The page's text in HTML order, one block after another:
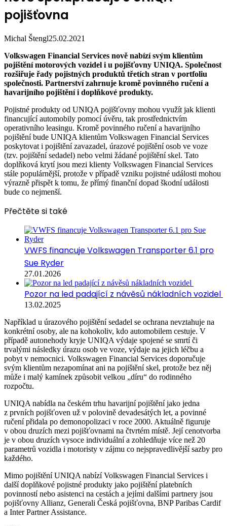
pojišťovna
Michal Štengl25.02.2021
Volkswagen Financial Services nově nabízí svým klientům
pojištění motorových vozidel i u pojišťovny UNIQA. Společnost
rozšiřuje řady pojistných produktů třetích stran v portfoliu
společnosti. Partnerství zahrnuje kromě povinného ručení a
havarijního pojištění i doplňkové produkty.
Pojistné produkty od UNIQA pojišťovny mohou využít jak klienti
financující automobily pomocí úvěru, tak prostřednictvím
operativního leasingu. Kromě povinného ručení a havarijního
pojištění bude UNIQA klientům Volkswagen Financial Services
poskytovat i pojištění zavazadel, úrazové pojištění osob ve voze
(tzv. pojištění sedadel) nebo velmi žádané pojištění skel. Tato
doplňková krytí jsou mezi klienty Volkswagen Financial Services
stále populárnější, protože v případě vzniku pojistné události mohou
výrazně přispět k tomu, že přímý finanční dopad škodní události
bude co nejmenší.
Přečtěte si také
VWFS financuje Volkswagen Transporter 6.1 pro
Sue Ryder
27.01.2026
Pozor na led padající z návěsů nákladních vozidel
13.02.2025
Například u úrazového pojištění sedadel se ochrana nevztahuje na
konkrétní osoby, ale na kohokoliv, kdo automobilem cestuje. V
případě autonehody kryje UNIQA výdaje spojené se smrtí či
trvalými následky úrazu osob ve voze, výdaje na jejich léčbu a
pobyt v nemocnici. Volkswagen Financial Services doporučuje
svým klientům nezapomínat ani na pojištění skel, protože bez něj
může i malý kamínek způsobit velkou „díru“ do rodinného
rozpočtu.
UNIQA nabídla na českém trhu havarijní pojištění jako jedna
z prvních pojišťoven už v polovině devadesátých let, a povinné
ručení přidala po demonopolizaci v roce 2000. Aktuálně figuruje
v obou druzích mezi pojišťovnami na čtvrtém místě. Její cenotvorba
je v obou druzích vysoce individuální a zohledňuje více než 20
parametrů vozidla i motoristy v zájmu co nejspravedlivější sazby pro
každého.
Mimo pojištění UNIQA nabízí Volkswagen Financial Services i
další doplňkové pojistné produkty jako pojištění platebních
povinností nebo asistenci na cestách a jejími dalšími partnery jsou
pojišťovny Allianz, Generali Česká pojišťovna, BNP Paribas Cardif
a Inter Partner Assistance.